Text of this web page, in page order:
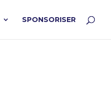
SPONSORISER